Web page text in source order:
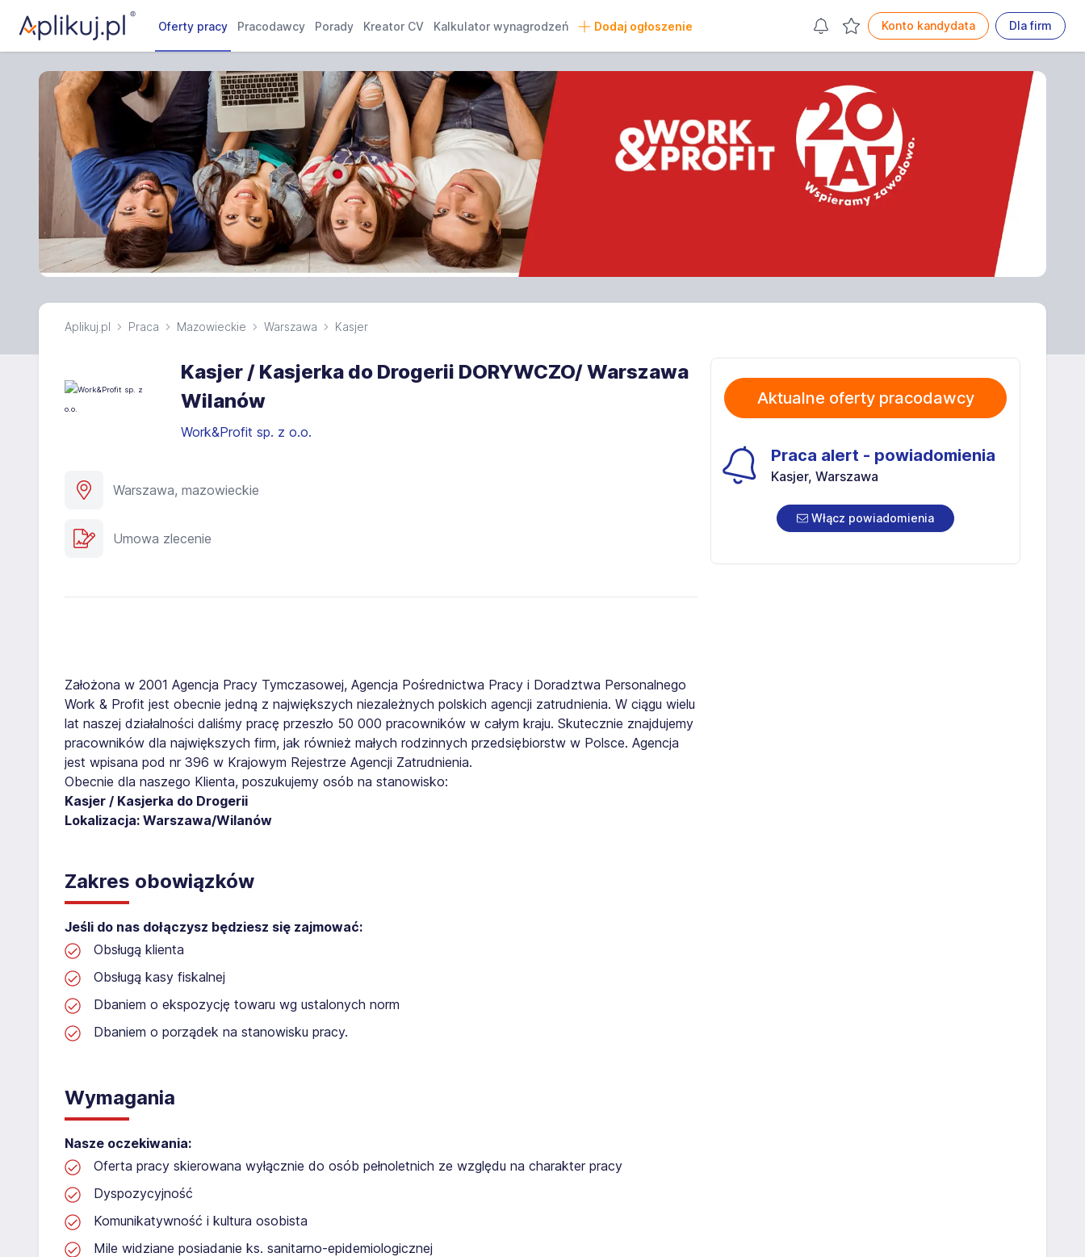
Oferty pracy Pracodawcy Porady Kreator CV Kalkulator wynagrodzeń Dodaj ogłoszenie Konto kandydata Dla firm
Aplikuj.pl Praca Mazowieckie Warszawa Kasjer
Kasjer / Kasjerka do Drogerii DORYWCZO/ Warszawa
Wilanów
Work&Profit sp. z o.o.
Warszawa, mazowieckie
Umowa zlecenie
Założona w 2001 Agencja Pracy Tymczasowej, Agencja Pośrednictwa Pracy i Doradztwa Personalnego
Work & Profit jest obecnie jedną z największych niezależnych polskich agencji zatrudnienia. W ciągu wielu
lat naszej działalności daliśmy pracę przeszło 50 000 pracowników w całym kraju. Skutecznie znajdujemy
pracowników dla największych firm, jak również małych rodzinnych przedsiębiorstw w Polsce. Agencja
jest wpisana pod nr 396 w Krajowym Rejestrze Agencji Zatrudnienia.
Obecnie dla naszego Klienta, poszukujemy osób na stanowisko:
Kasjer / Kasjerka do Drogerii
Lokalizacja: Warszawa/Wilanów
Zakres obowiązków
Jeśli do nas dołączysz będziesz się zajmować:
Obsługą klienta
Obsługą kasy fiskalnej
Dbaniem o ekspozycję towaru wg ustalonych norm
Dbaniem o porządek na stanowisku pracy.
Wymagania
Nasze oczekiwania:
Oferta pracy skierowana wyłącznie do osób pełnoletnich ze względu na charakter pracy
Dyspozycyjność
Komunikatywność i kultura osobista
Mile widziane posiadanie ks. sanitarno-epidemiologicznej
Aktualne oferty pracodawcy
Praca alert - powiadomienia
Kasjer, Warszawa
Włącz powiadomienia